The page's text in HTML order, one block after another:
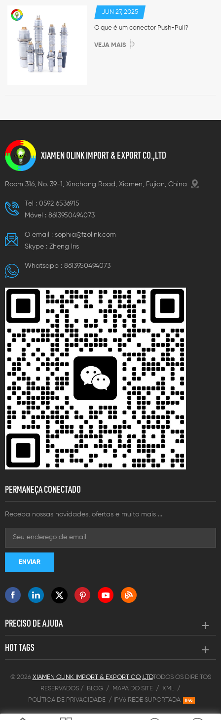
JUN 27, 2025
O que é um conector Push-Pull?
VEJA MAIS
XIAMEN OLINK IMPORT & EXPORT CO.,LTD
Room 316, No. 39-1, Xinchang Road, Xiamen, Fujian, China
Tel : 0592 6536915
Móvel : 8613950494073
O email : sophia@fzolink.com
Skype : Zheng lris
Whatsapp : 8613950494073
PERMANEÇA CONECTADO
Receba nossas novidades, ofertas e muito mais ...
PRECISO DE AJUDA
HOT TAGS
© 2026 XIAMEN OLINK IMPORT & EXPORT CO.,LTDTODOS OS DIREITOS
RESERVADOS /
BLOG / MAPA DO SITE / XML /
POLÍTICA DE PRIVACIDADE / IPV6 REDE SUPORTADA